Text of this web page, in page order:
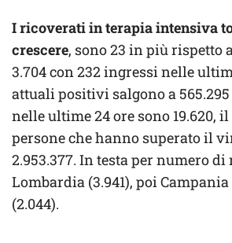
I ricoverati in terapia intensiva
crescere, sono 23 in più rispetto
3.704 con 232 ingressi nelle
attuali positivi salgono a 565.295
nelle ultime 24 ore sono 19.620,
persone che hanno superato il
2.953.377. In testa per numero
Lombardia (3.941), poi Campania
(2.044).